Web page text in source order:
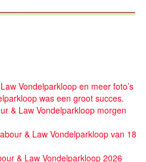
Vondelparkloop en meer foto’s
was een groot succes.
& Law Vondelparkloop morgen
& Law Vondelparkloop van 18
& Law Vondelparkloop 2026